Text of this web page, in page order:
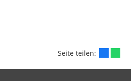
Seite teilen: